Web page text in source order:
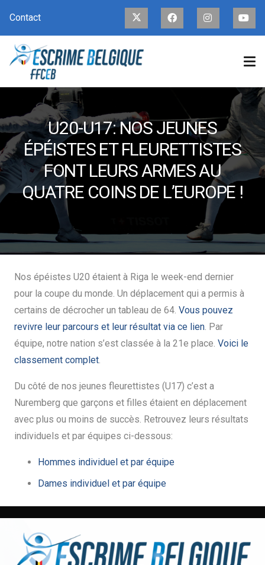
Contact
U20-U17: NOS JEUNES
ÉPÉISTES ET FLEURETTISTES
FONT LEURS ARMES AU
QUATRE COINS DE L’EUROPE !
Nos épéistes U20 étaient à Riga le week-end dernier
pour la coupe du monde. Un déplacement qui a permis à
certains de décrocher un tableau de 64. Vous pouvez
revivre leur parcours et leur résultat via ce lien . Par
équipe, notre nation s’est classée à la 21e place. Voici le
classement complet
Du côté de nos jeunes fleurettistes (U17) c’est a
Nuremberg que garçons et filles étaient en déplacement
avec plus ou moins de succès. Retrouvez leurs résultats
individuels et par équipes ci-dessous:
Hommes individuel et par équipe
Dames individuel et par équipe